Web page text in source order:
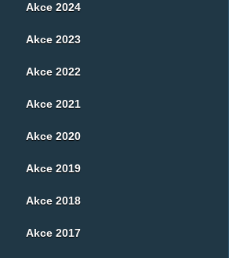
Akce 2024
Akce 2023
Akce 2022
Akce 2021
Akce 2020
Akce 2019
Akce 2018
Akce 2017